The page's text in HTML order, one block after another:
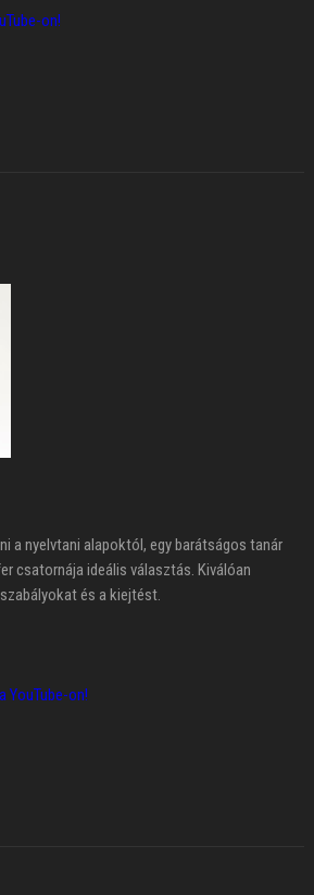
on!
a nyelvtani alapoktól, egy barátságos tanár
csatornája ideális választás. Kiválóan
és a kiejtést.
YouTube-on!